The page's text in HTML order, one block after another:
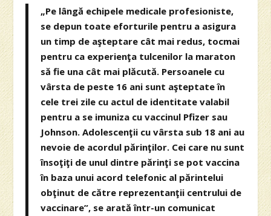
„Pe lângă echipele medicale profesioniste,
se depun toate eforturile pentru a asigura
un timp de aşteptare cât mai redus, tocmai
pentru ca experienţa tulcenilor la maraton
să fie una cât mai plăcută. Persoanele cu
vârsta de peste 16 ani sunt aşteptate în
cele trei zile cu actul de identitate valabil
pentru a se imuniza cu vaccinul Pfizer sau
Johnson. Adolescenţii cu vârsta sub 18 ani au
nevoie de acordul părinţilor. Cei care nu sunt
însoţiţi de unul dintre părinţi se pot vaccina
în baza unui acord telefonic al părintelui
obţinut de către reprezentanţii centrului de
vaccinare”, se arată într-un comunicat